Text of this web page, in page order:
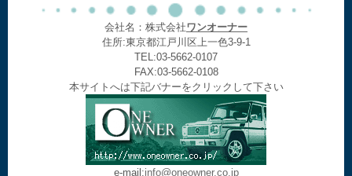
会社名：株式会社ワンオーナー
住所:東京都江戸川区上一色3-9-1
TEL:03-5662-0107
FAX:03-5662-0108
本サイトへは下記バナーをクリックして下さい
e-mail:info@oneowner.co.jp